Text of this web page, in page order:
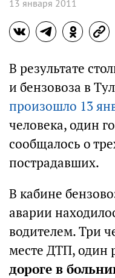
13 января 2011
В результате
и бензовоза в
произошло 13
человека, один
сообщалось о
пострадавших.
В кабине
аварии
водителем. Три
месте ДТП, один
дороге в